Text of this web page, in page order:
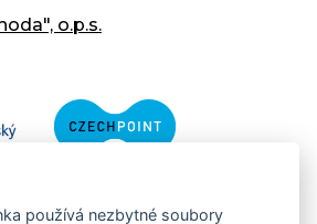
o.p.s.
používá nezbytné soubory